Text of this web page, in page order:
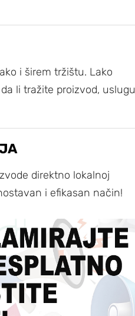
i širem tržištu. Lako
li tražite proizvod, uslugu
direktno lokalnoj
i efikasan način!